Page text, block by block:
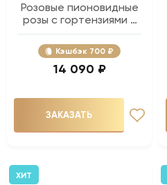
Розовые пионовидные
розы с гортензиями -
19 шт.
Кэшбэк 700 ₽
14 090 ₽
ЗАКАЗАТЬ
ХИТ